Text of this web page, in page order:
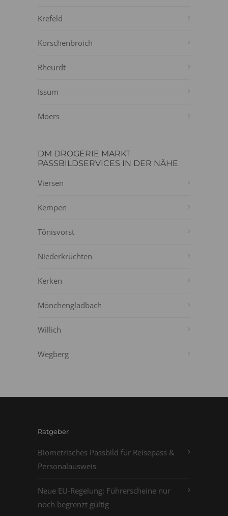
Krefeld
Korschenbroich
Rheurdt
Issum
Moers
DM DROGERIE MARKT
PASSBILDSERVICES IN DER NÄHE
Viersen
Kempen
Tönisvorst
Niederkrüchten
Kerken
Mönchengladbach
Willich
Wegberg
Ratgeber
Biometrisches Passbild für Reisepass &
Personalausweis
Neue EU-Regelung: Führerscheine nur
noch begrenzt gültig